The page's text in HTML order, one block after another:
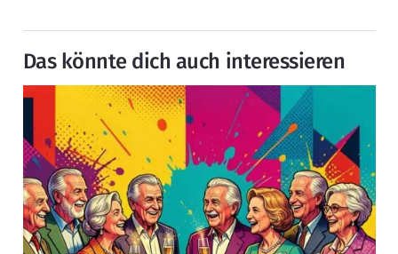
Das könnte dich auch interessieren